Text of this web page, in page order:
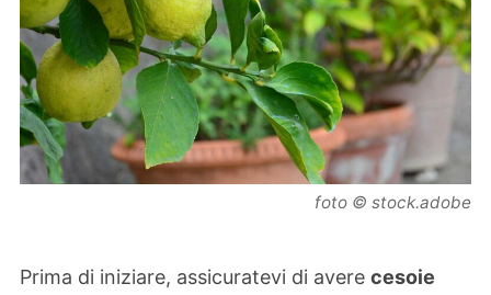
foto © stock.adobe
Prima di iniziare, assicuratevi di avere cesoie